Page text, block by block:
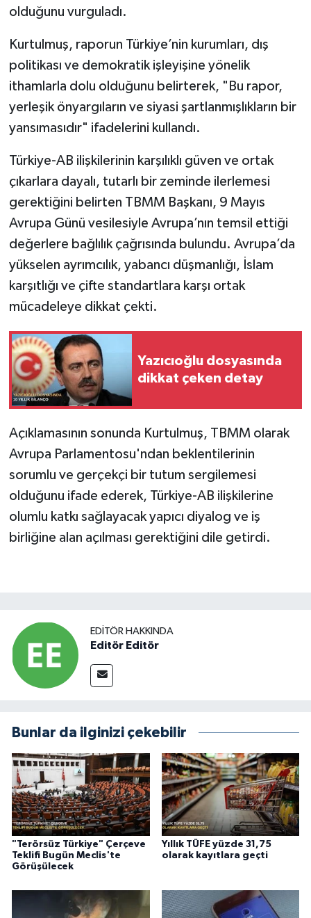
olduğunu vurguladı.
Kurtulmuş, raporun Türkiye’nin kurumları, dış
politikası ve demokratik işleyişine yönelik
ithamlarla dolu olduğunu belirterek, "Bu rapor,
yerleşik önyargıların ve siyasi şartlanmışlıkların bir
yansımasıdır" ifadelerini kullandı.
Türkiye-AB ilişkilerinin karşılıklı güven ve ortak
çıkarlara dayalı, tutarlı bir zeminde ilerlemesi
gerektiğini belirten TBMM Başkanı, 9 Mayıs
Avrupa Günü vesilesiyle Avrupa’nın temsil ettiği
değerlere bağlılık çağrısında bulundu. Avrupa’da
yükselen ayrımcılık, yabancı düşmanlığı, İslam
karşıtlığı ve çifte standartlara karşı ortak
mücadeleye dikkat çekti.
Yazıcıoğlu dosyasında
dikkat çeken detay
Açıklamasının sonunda Kurtulmuş, TBMM olarak
Avrupa Parlamentosu'ndan beklentilerinin
sorumlu ve gerçekçi bir tutum sergilemesi
olduğunu ifade ederek, Türkiye-AB ilişkilerine
olumlu katkı sağlayacak yapıcı diyalog ve iş
birliğine alan açılması gerektiğini dile getirdi.
EDITÖR HAKKINDA
Editör Editör
Bunlar da ilginizi çekebilir
"Terörsüz Türkiye" Çerçeve
Teklifi Bugün Meclis'te
Görüşülecek
Yıllık TÜFE yüzde 31,75
olarak kayıtlara geçti